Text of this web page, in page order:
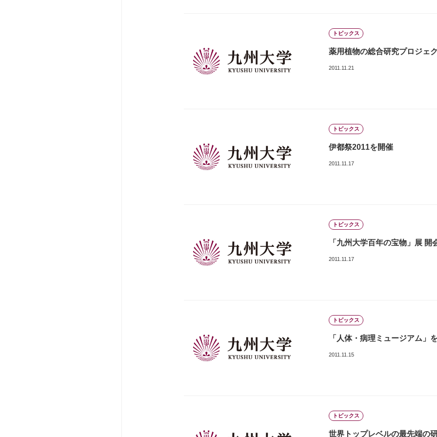
トピックス
薬用植物の総合研究プロジェ
2011.11.21
トピックス
伊都祭2011を開催
2011.11.17
トピックス
「九州大学百年の宝物」展 開
2011.11.17
トピックス
「人体・病理ミュージアム」
2011.11.15
トピックス
世界トップレベルの最先端の